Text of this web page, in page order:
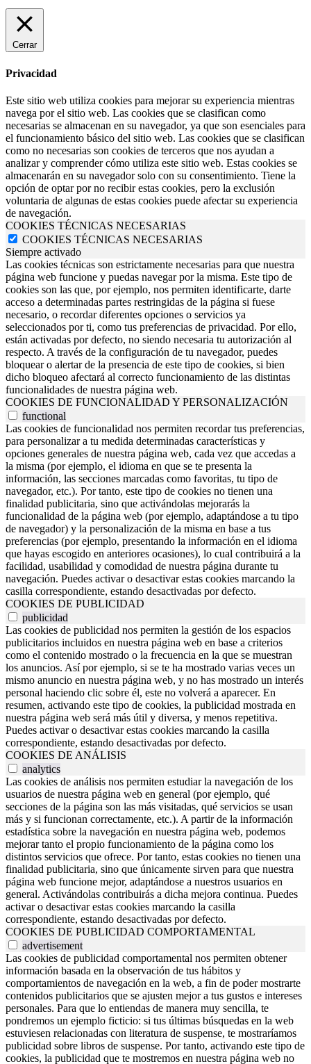
Cerrar
Privacidad
Este sitio web utiliza cookies para mejorar su experiencia mientras
navega por el sitio web. Las cookies que se clasifican como
necesarias se almacenan en su navegador, ya que son esenciales para
el funcionamiento básico del sitio web. Las cookies que se clasifican
como no necesarias son cookies de terceros que nos ayudan a
analizar y comprender cómo utiliza este sitio web. Estas cookies se
almacenarán en su navegador solo con su consentimiento. Tiene la
opción de optar por no recibir estas cookies, pero la exclusión
voluntaria de algunas de estas cookies puede afectar su experiencia
de navegación.
COOKIES TÉCNICAS NECESARIAS
COOKIES TÉCNICAS NECESARIAS
Siempre activado
Las cookies técnicas son estrictamente necesarias para que nuestra
página web funcione y puedas navegar por la misma. Este tipo de
cookies son las que, por ejemplo, nos permiten identificarte, darte
acceso a determinadas partes restringidas de la página si fuese
necesario, o recordar diferentes opciones o servicios ya
seleccionados por ti, como tus preferencias de privacidad. Por ello,
están activadas por defecto, no siendo necesaria tu autorización al
respecto. A través de la configuración de tu navegador, puedes
bloquear o alertar de la presencia de este tipo de cookies, si bien
dicho bloqueo afectará al correcto funcionamiento de las distintas
funcionalidades de nuestra página web.
COOKIES DE FUNCIONALIDAD Y PERSONALIZACIÓN
functional
Las cookies de funcionalidad nos permiten recordar tus preferencias,
para personalizar a tu medida determinadas características y
opciones generales de nuestra página web, cada vez que accedas a
la misma (por ejemplo, el idioma en que se te presenta la
información, las secciones marcadas como favoritas, tu tipo de
navegador, etc.). Por tanto, este tipo de cookies no tienen una
finalidad publicitaria, sino que activándolas mejorarás la
funcionalidad de la página web (por ejemplo, adaptándose a tu tipo
de navegador) y la personalización de la misma en base a tus
preferencias (por ejemplo, presentando la información en el idioma
que hayas escogido en anteriores ocasiones), lo cual contribuirá a la
facilidad, usabilidad y comodidad de nuestra página durante tu
navegación. Puedes activar o desactivar estas cookies marcando la
casilla correspondiente, estando desactivadas por defecto.
COOKIES DE PUBLICIDAD
publicidad
Las cookies de publicidad nos permiten la gestión de los espacios
publicitarios incluidos en nuestra página web en base a criterios
como el contenido mostrado o la frecuencia en la que se muestran
los anuncios. Así por ejemplo, si se te ha mostrado varias veces un
mismo anuncio en nuestra página web, y no has mostrado un interés
personal haciendo clic sobre él, este no volverá a aparecer. En
resumen, activando este tipo de cookies, la publicidad mostrada en
nuestra página web será más útil y diversa, y menos repetitiva.
Puedes activar o desactivar estas cookies marcando la casilla
correspondiente, estando desactivadas por defecto.
COOKIES DE ANÁLISIS
analytics
Las cookies de análisis nos permiten estudiar la navegación de los
usuarios de nuestra página web en general (por ejemplo, qué
secciones de la página son las más visitadas, qué servicios se usan
más y si funcionan correctamente, etc.). A partir de la información
estadística sobre la navegación en nuestra página web, podemos
mejorar tanto el propio funcionamiento de la página como los
distintos servicios que ofrece. Por tanto, estas cookies no tienen una
finalidad publicitaria, sino que únicamente sirven para que nuestra
página web funcione mejor, adaptándose a nuestros usuarios en
general. Activándolas contribuirás a dicha mejora continua. Puedes
activar o desactivar estas cookies marcando la casilla
correspondiente, estando desactivadas por defecto.
COOKIES DE PUBLICIDAD COMPORTAMENTAL
advertisement
Las cookies de publicidad comportamental nos permiten obtener
información basada en la observación de tus hábitos y
comportamientos de navegación en la web, a fin de poder mostrarte
contenidos publicitarios que se ajusten mejor a tus gustos e intereses
personales. Para que lo entiendas de manera muy sencilla, te
pondremos un ejemplo ficticio: si tus últimas búsquedas en la web
estuviesen relacionadas con literatura de suspense, te mostraríamos
publicidad sobre libros de suspense. Por tanto, activando este tipo de
cookies, la publicidad que te mostremos en nuestra página web no